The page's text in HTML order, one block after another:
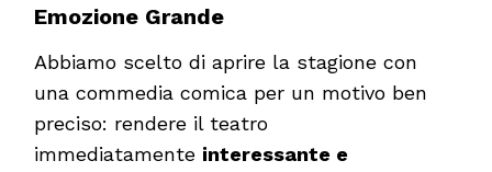
Emozione Grande
Abbiamo scelto di aprire la stagione con
una commedia comica per un motivo ben
preciso: rendere il teatro
immediatamente interessante e